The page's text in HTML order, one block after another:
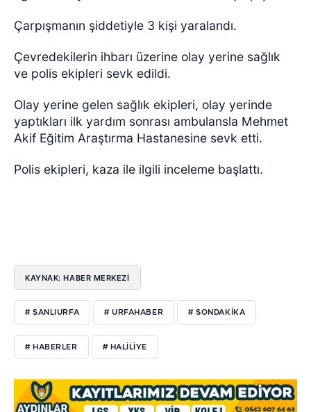
Çarpışmanın şiddetiyle 3 kişi yaralandı.
Çevredekilerin ihbarı üzerine olay yerine sağlık
ve polis ekipleri sevk edildi.
Olay yerine gelen sağlık ekipleri, olay yerinde
yaptıkları ilk yardım sonrası ambulansla Mehmet
Akif Eğitim Araştırma Hastanesine sevk etti.
Polis ekipleri, kaza ile ilgili inceleme başlattı.
KAYNAK: HABER MERKEZI
# ŞANLIURFA # URFAHABER # SONDAKIKA
# HABERLER # HALILIYE